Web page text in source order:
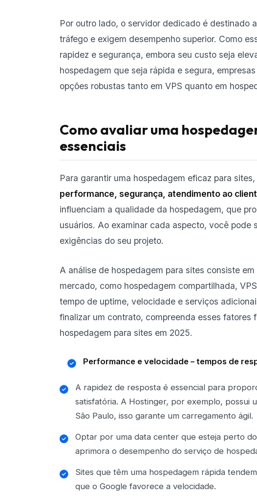
Por outro lado, o servidor dedicado é destinado
tráfego e exigem desempenho superior. Como
rapidez e segurança, embora seu custo seja
hospedagem que seja rápida e segura,
opções robustas tanto em VPS quanto em
Como avaliar uma
essenciais
Para garantir uma hospedagem eficaz para
performance, segurança, atendimento ao
influenciam a qualidade da hospedagem, que
usuários. Ao examinar cada aspecto, você pode
exigências do seu projeto.
A análise de hospedagem para sites consiste
mercado, como hospedagem compartilhada,
tempo de uptime, velocidade e serviços
finalizar um contrato, compreenda esses fatores
hospedagem para sites em 2025.
Performance e velocidade – tempos de
A rapidez de resposta é essencial para
satisfatória. A Hostinger, por exemplo, possui
São Paulo, isso garante um carregamento ágil.
Optar por uma data center que esteja perto
aprimora o desempenho do serviço de
Sites que têm uma hospedagem rápida
que o Google favorece a velocidade.